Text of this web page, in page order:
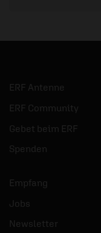
ERF Antenne
ERF Community
Gebet beim ERF
Spenden
Empfang
Jobs
Newsletter